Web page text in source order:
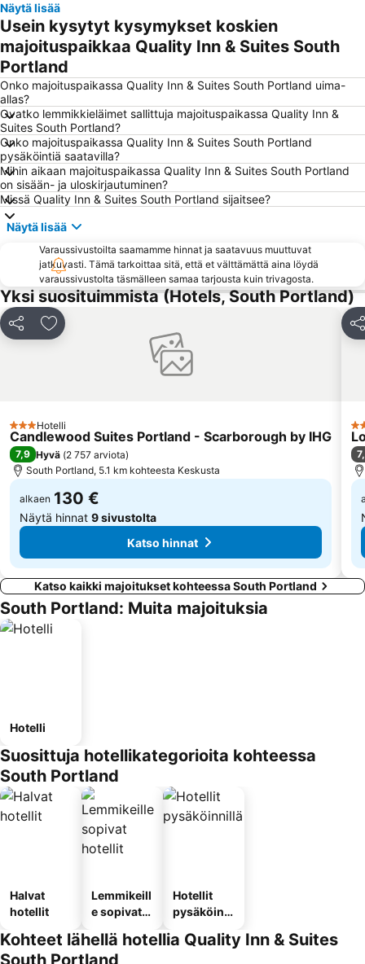
Näytä lisää
Usein kysytyt kysymykset koskien
majoituspaikkaa Quality Inn & Suites South
Portland
Onko majoituspaikassa Quality Inn & Suites South Portland uima-
allas?
Ovatko lemmikkieläimet sallittuja majoituspaikassa Quality Inn &
Suites South Portland?
Onko majoituspaikassa Quality Inn & Suites South Portland
pysäköintiä saatavilla?
Mihin aikaan majoituspaikassa Quality Inn & Suites South Portland
on sisään- ja uloskirjautuminen?
Missä Quality Inn & Suites South Portland sijaitsee?
Näytä lisää
Varaussivustoilta saamamme hinnat ja saatavuus muuttuvat
jatkuvasti. Tämä tarkoittaa sitä, että et välttämättä aina löydä
varaussivustolta täsmälleen samaa tarjousta kuin trivagosta.
Yksi suosituimmista (Hotels, South Portland)
Jaa Lisää suosikkeihin
3 Tähtiluokitus
Hotelli
Candlewood Suites Portland - Scarborough by IHG
7,9 Hyvä (2 757 arviota)
South Portland, 5.1 km kohteesta Keskusta
alkaen 130 €
Näytä hinnat 9 sivustolta
Katso hinnat
3
Katso kaikki majoitukset kohteessa South Portland
South Portland: Muita majoituksia
Hotelli
Suosittuja hotellikategorioita kohteessa
South Portland
Halvat
hotellit
Lemmikeill
e sopivat
Hotellit
pysäköinni
Kohteet lähellä hotellia Quality Inn & Suites